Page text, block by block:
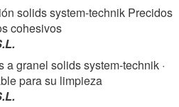
solids system-technik Precidos
cohesivos
a granel solids system-technik ·
para su limpieza